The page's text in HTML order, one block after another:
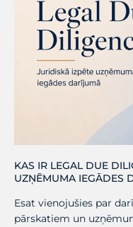
KAS IR LEGAL DUE
UZŅĒMUMA IEGĀDES
Esat vienojušies par
pārskatiem un